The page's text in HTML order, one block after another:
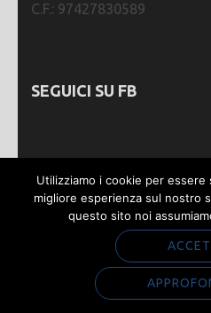
C.F.: 97427830589
SEGUICI SU FB
Webmastering by
Sviluppato da
Rara Theme.
Utilizziamo i cookie per
migliore esperienza sul nostro
questo sito noi